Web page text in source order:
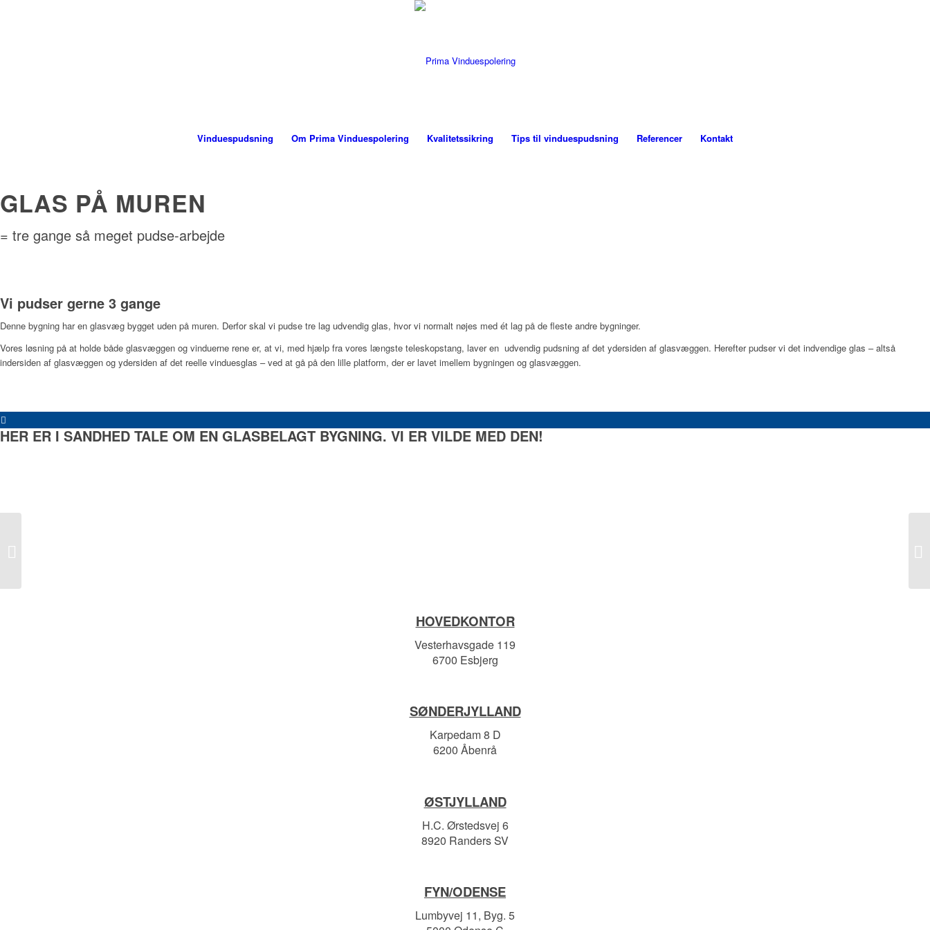
Vinduespudsning Om Prima Vinduespolering Kvalitetssikring Tips til vinduespudsning Referencer Kontakt
GLAS PÅ MUREN
= tre gange så meget pudse-arbejde
Vi pudser gerne 3 gange
Denne bygning har en glasvæg bygget uden på muren. Derfor skal vi pudse tre lag udvendig glas, hvor vi normalt nøjes med ét lag på de fleste andre bygninger.
Vores løsning på at holde både glasvæggen og vinduerne rene er, at vi, med hjælp fra vores længste teleskopstang, laver en udvendig pudsning af det ydersiden af glasvæggen. Herefter pudser vi det indvendige glas – altså
indersiden af glasvæggen og ydersiden af det reelle vinduesglas – ved at gå på den lille platform, der er lavet imellem bygningen og glasvæggen.
HER ER I SANDHED TALE OM EN GLASBELAGT BYGNING. VI ER VILDE MED DEN!
HOVEDKONTOR
Vesterhavsgade 119
6700 Esbjerg
SØNDERJYLLAND
Karpedam 8 D
6200 Åbenrå
ØSTJYLLAND
H.C. Ørstedsvej 6
8920 Randers SV
FYN/ODENSE
Lumbyvej 11, Byg. 5